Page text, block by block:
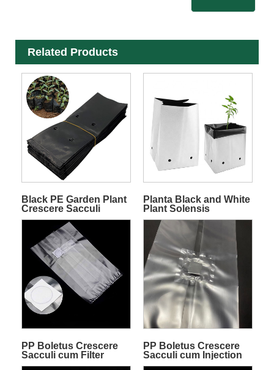
Related Products
Black PE Garden Plant
Crescere Sacculi
Planta Black and White
Plant Solensis
Phaenomena
PP Boletus Crescere
Sacculi cum Filter
Patch
PP Boletus Crescere
Sacculi cum Injection
Portus